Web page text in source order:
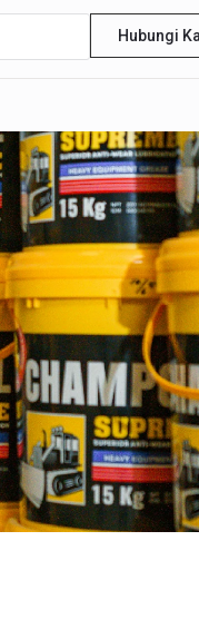
Hubungi